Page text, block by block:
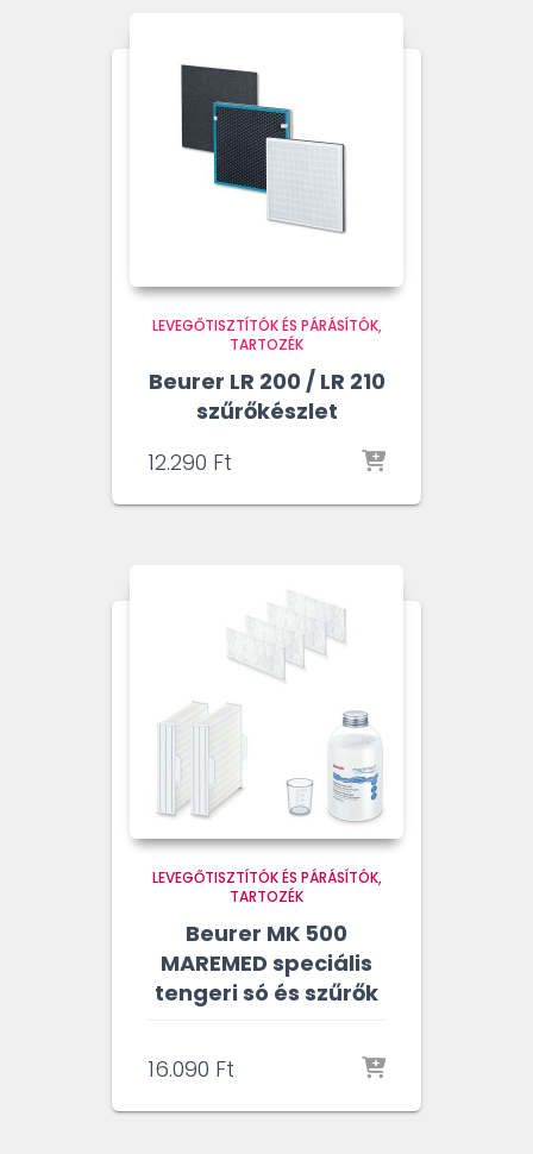
LEVEGŐTISZTÍTÓK ÉS PÁRÁSÍTÓK
TARTOZÉK
Beurer LR 200 / LR 210
szűrőkészlet
12.290 Ft
LEVEGŐTISZTÍTÓK ÉS PÁRÁSÍTÓK
TARTOZÉK
Beurer MK 500
MAREMED speciális
tengeri só és szűrők
16.090 Ft